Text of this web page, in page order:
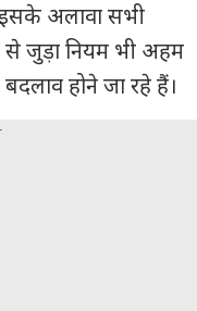
अलावा सभी
से जुड़ा नियम भी अहम
होने जा रहे हैं।